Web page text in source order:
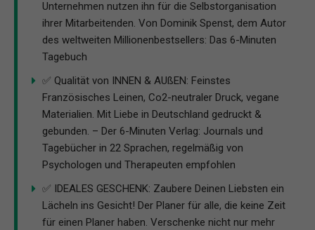
Unternehmen nutzen ihn für die Selbstorganisation
ihrer Mitarbeitenden. Von Dominik Spenst, dem Autor
des weltweiten Millionenbestsellers: Das 6-Minuten
Tagebuch
✅ Qualität von INNEN & AUßEN: Feinstes
Französisches Leinen, Co2-neutraler Druck, vegane
Materialien. Mit Liebe in Deutschland gedruckt &
gebunden. – Der 6-Minuten Verlag: Journals und
Tagebücher in 22 Sprachen, regelmäßig von
Psychologen und Therapeuten empfohlen
✅ IDEALES GESCHENK: Zaubere Deinen Liebsten ein
Lächeln ins Gesicht! Der Planer für alle, die keine Zeit
für einen Planer haben. Verschenke nicht nur mehr